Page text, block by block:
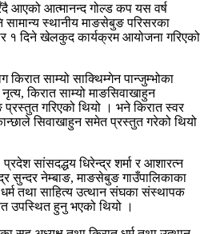
आएको आत्मानन्द गोल्ड कप यस वर्ष
सामान्य स्थानीय माङसेबुङ परिसरका
१ दिने खेलकुद कार्यक्रम आयोजना गरिएको
किरात साम्यो साक्थिम्गेन पान्जुम्भोका
किरात साम्यो माङसिवाखाहुन
प्रस्तुत गरिएको थियो । भने किरात स्वर
सिवाखाहुन समेत प्रस्तुत गरेको थियो
सांसदद्धय धिरेन्द्र शर्मा र आशारत्न
सुन्दर नेम्बाङ, माङसेबुङ गाउँपालिकाका
तथा साहित्य उत्थान संघका संस्थापक
उपस्थित हुनु भएको थियो ।